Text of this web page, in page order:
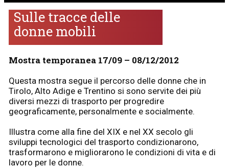
Sulle tracce delle
donne mobili
Mostra temporanea 17/09 – 08/12/2012
Questa mostra segue il percorso delle donne che in
Tirolo, Alto Adige e Trentino si sono servite dei più
diversi mezzi di trasporto per progredire
geograficamente, personalmente e socialmente.
Illustra come alla fine del XIX e nel XX secolo gli
sviluppi tecnologici del trasporto condizionarono,
trasformarono e migliorarono le condizioni di vita e di
lavoro per le donne.